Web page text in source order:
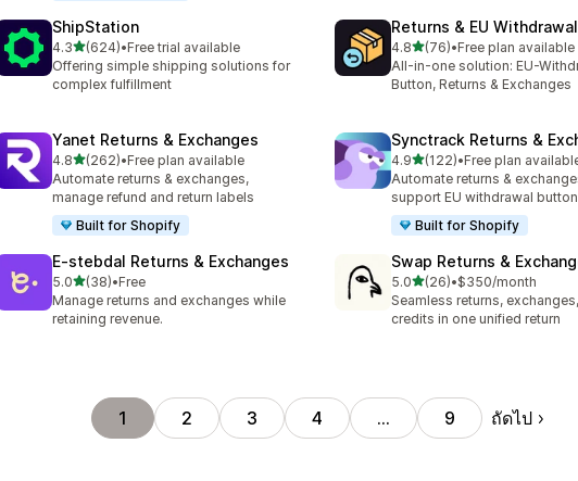
ShipStation
4.3เต็ม 5 ดาว
(624)
ทั้งหมด 624 รีวิว
•Free trial available
Offering simple shipping solutions for
complex fulfillment
Returns & EU
4.8เต็ม 5 ดาว
(76)
ทั้งหมด 76 รีวิว
•Free plan available
All-in-one solution: EU-
Button, Returns & Exchanges
Yanet Returns & Exchanges
4.8เต็ม 5 ดาว
(262)
ทั้งหมด 262 รีวิว
•Free plan available
Automate returns & exchanges,
manage refund and return labels
Built for Shopify
Synctrack Returns &
4.9เต็ม 5 ดาว
(122)
ทั้งหมด 122 รีวิว
•Free plan
Automate returns &
support EU withdrawal button
Built for Shopify
E‑stebdal Returns & Exchanges
5.0เต็ม 5 ดาว
(38)
ทั้งหมด 38 รีวิว
•Free
Manage returns and exchanges while
retaining revenue.
Swap Returns &
5.0เต็ม 5 ดาว
(26)
ทั้งหมด 26 รีวิว
•$350/month
Seamless returns,
credits in one unified return
1 2 3 4 … 9 ถัดไป